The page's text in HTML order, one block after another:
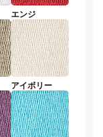
エンジ
アイボリー